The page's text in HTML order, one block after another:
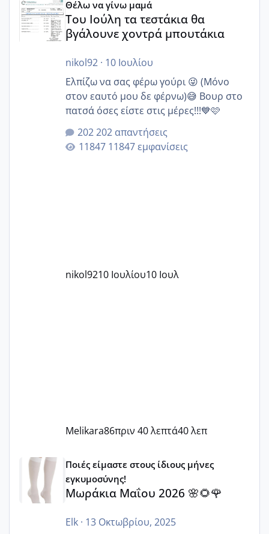
Θέλω να γίνω μαμά
Του Ιούλη τα τεστάκια θα
βγάλουνε χοντρά μπουτάκια
nikol92· 10 Ιουλίου
Ελπίζω να σας φέρω γούρι 😜 (Μόνο
στον εαυτό μου δε φέρνω)😅 Βουρ στο
πατσά όσες είστε στις μέρες!!!💙🩷
202 απαντήσεις
11847 εμφανίσεις
nikol9210 Ιουλίου10 Ιουλ
Melikara86πριν 40 λεπτά40 λεπ
Μωράκια Μαΐου 2026 🌸🌻🌹
Ποιές είμαστε στους ίδιους μήνες
εγκυμοσύνης!
Μωράκια Μαΐου 2026 🌸🌻🌹
Elk· 13 Οκτωβρίου, 2025